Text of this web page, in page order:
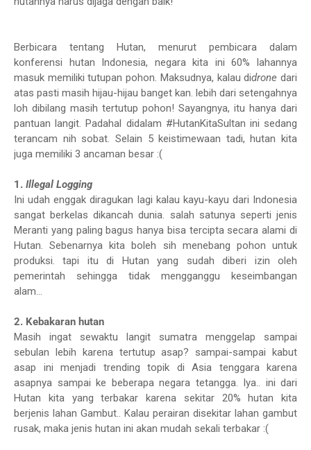
Berbicara tentang Hutan, menurut pembicara dalam
konferensi hutan Indonesia, negara kita ini 60% lahannya
masuk memiliki tutupan pohon. Maksudnya, kalau didrone dari
atas pasti masih hijau-hijau banget kan. lebih dari setengahnya
loh dibilang masih tertutup pohon! Sayangnya, itu hanya dari
pantuan langit. Padahal didalam #HutanKitaSultan ini sedang
terancam nih sobat. Selain 5 keistimewaan tadi, hutan kita
juga memiliki 3 ancaman besar :(
1. Illegal Logging
Ini udah enggak diragukan lagi kalau kayu-kayu dari Indonesia
sangat berkelas dikancah dunia. salah satunya seperti jenis
Meranti yang paling bagus hanya bisa tercipta secara alami di
Hutan. Sebenarnya kita boleh sih menebang pohon untuk
produksi. tapi itu di Hutan yang sudah diberi izin oleh
pemerintah sehingga tidak mengganggu keseimbangan
alam...
2. Kebakaran hutan
Masih ingat sewaktu langit sumatra menggelap sampai
sebulan lebih karena tertutup asap? sampai-sampai kabut
asap ini menjadi trending topik di Asia tenggara karena
asapnya sampai ke beberapa negara tetangga. Iya.. ini dari
Hutan kita yang terbakar karena sekitar 20% hutan kita
berjenis lahan Gambut.. Kalau perairan disekitar lahan gambut
rusak, maka jenis hutan ini akan mudah sekali terbakar :(